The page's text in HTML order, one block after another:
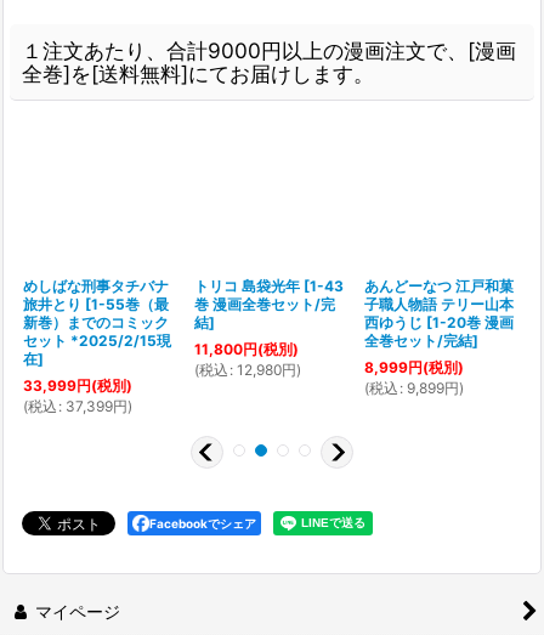
１注文あたり、合計9000円以上の漫画注文で、[漫画
全巻]を[送料無料]にてお届けします。
めしばな刑事タチバナ
旅井とり [1-55巻（最
新巻）までのコミック
セット *2025/2/15現
在]
33,999円(税別)
(税込 : 37,399円)
トリコ 島袋光年 [1-43
巻 漫画全巻セット/完
結]
11,800円(税別)
(税込 : 12,980円)
あんどーなつ 江戸和菓
子職人物語 テリー山本
西ゆうじ [1-20巻 漫画
全巻セット/完結]
8,999円(税別)
(税込 : 9,899円)
Facebookでシェア
マイページ